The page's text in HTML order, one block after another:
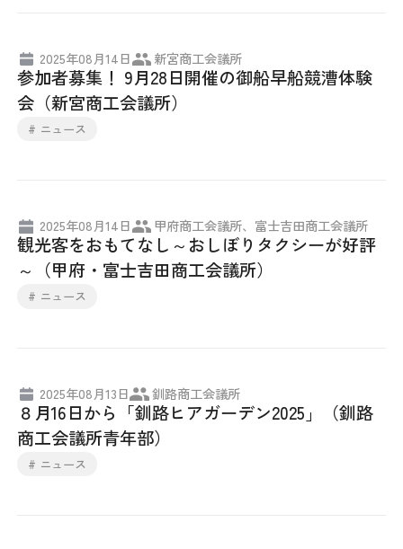
2025年08月14日 新宮商工会議所
参加者募集！ 9月28日開催の御船早船競漕体験
会（新宮商工会議所）
# ニュース
2025年08月14日 甲府商工会議所、富士吉田商工会議所
観光客をおもてなし～おしぼりタクシーが好評
～（甲府・富士吉田商工会議所）
# ニュース
2025年08月13日 釧路商工会議所
８月16日から「釧路ヒアガーデン2025」（釧路
商工会議所青年部）
# ニュース